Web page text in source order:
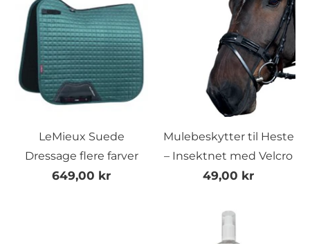
LeMieux Suede
Dressage flere farver
649,00 kr
Mulebeskytter til Heste
– Insektnet med Velcro
49,00 kr